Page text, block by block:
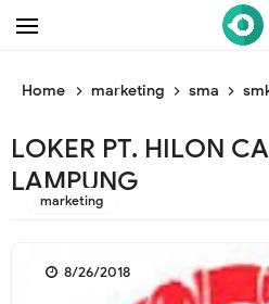
/* ganti br end
Home marketing sma
LOKER PT. HILON
LAMPUNG
marketing
8/26/2018